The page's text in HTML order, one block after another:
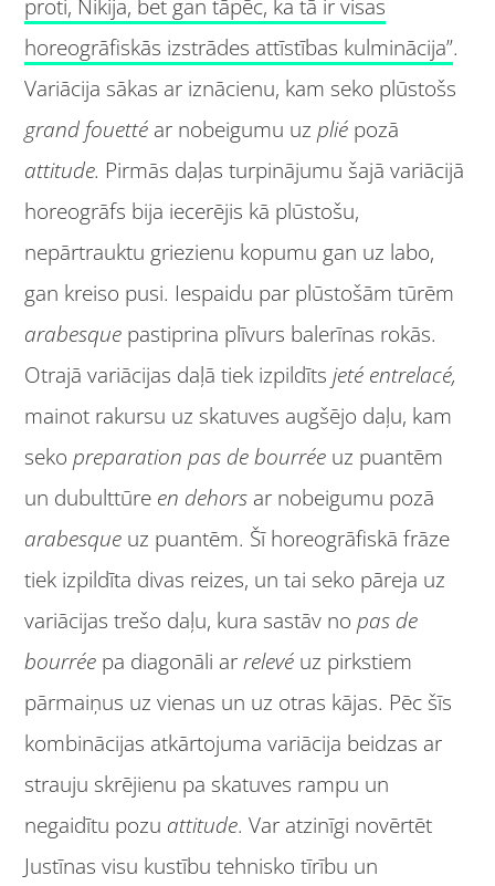
proti, Nikija, bet gan tāpēc, ka tā ir visas
horeogrāfiskās izstrādes attīstības kulminācija”.
Variācija sākas ar iznācienu, kam seko plūstošs
grand fouetté ar nobeigumu uzplié pozā
attitude. Pirmās daļas turpinājumu šajā variācijā
horeogrāfs bija iecerējis kā plūstošu,
nepārtrauktu griezienu kopumu gan uz labo,
gan kreiso pusi. Iespaidu par plūstošām tūrēm
arabesque pastiprina plīvurs balerīnas rokās.
Otrajā variācijas daļā tiek izpildītsjeté entrelacé,
mainot rakursu uz skatuves augšējo daļu, kam
sekopreparation pas de bourrée uz puantēm
un dubulttūre en dehors ar nobeigumu pozā
arabesque uz puantēm. Šī horeogrāfiskā frāze
tiek izpildīta divas reizes, un tai seko pāreja uz
variācijas trešo daļu, kura sastāv nopas de
bourrée pa diagonāli arrelevé uz pirkstiem
pārmaiņus uz vienas un uz otras kājas. Pēc šīs
kombinācijas atkārtojuma variācija beidzas ar
strauju skrējienu pa skatuves rampu un
negaidītu pozu attitude. Var atzinīgi novērtēt
Justīnas visu kustību tehnisko tīrību un